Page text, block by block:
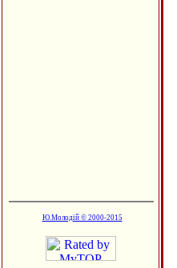
Ю.Молодій © 2000-2015